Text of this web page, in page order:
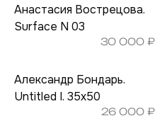
Анастасия Вострецова.
Surface N 03
30 000 ₽
Александр Бондарь.
Untitled I. 35х50
26 000 ₽